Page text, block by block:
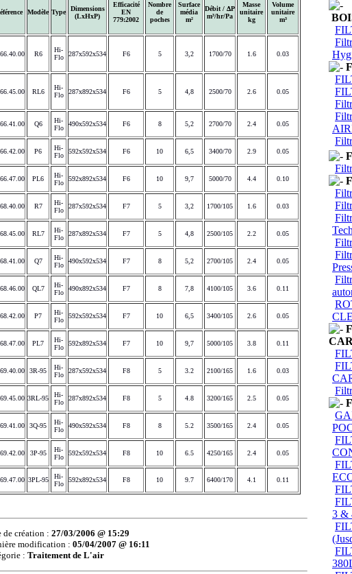
Modèle Type
Dimensions
(LxHxP)
Efficacité
EN
779:2002
Nombre
de
poches
Surface
média
m²
Débit / ΔP
m³/hr/Pa
Masse
unitaire
kg
Volume
unitaire
m³
R6
Hi-
Flo
287x592x534 F6 5 3,2 1700/70 1.6 0.03
RL6
Hi-
Flo
287x892x534 F6 5 4,8 2500/70 2.6 0.05
Q6
Hi-
Flo
490x592x534 F6 8 5,2 2700/70 2.4 0.05
P6
Hi-
Flo
592x592x534 F6 10 6,5 3400/70 2.9 0.05
PL6
Hi-
Flo
592x892x534 F6 10 9,7 5000/70 4.4 0.10
R7
Hi-
Flo
287x592x534 F7 5 3,2 1700/105 1.6 0.03
RL7
Hi-
Flo
287x892x534 F7 5 4,8 2500/105 2.2 0.05
Q7
Hi-
Flo
490x592x534 F7 8 5,2 2700/105 2.4 0.05
QL7
Hi-
Flo
490x892x534 F7 8 7,8 4100/105 3.6 0.11
P7
Hi-
Flo
592x592x534 F7 10 6,5 3400/105 2.6 0.05
PL7
Hi-
Flo
592x892x534 F7 10 9,7 5000/105 3.8 0.11
3R-95
Hi-
Flo
287x592x534 F8 5 3.2 2100/165 1.6 0.03
3RL-95
Hi-
Flo
287x892x534 F8 5 4.8 3200/165 2.5 0.05
3Q-95
Hi-
Flo
490x592x534 F8 8 5.2 3500/165 2.4 0.05
3P-95
Hi-
Flo
592x592x534 F8 10 6.5 4250/165 2.4 0.05
3PL-95
Hi-
Flo
592x892x534 F8 10 9.7 6400/170 4.1 0.11
de création : 27/03/2006 @ 15:29
modification : 05/04/2007 @ 16:11
: Traitement de L'air
3 &